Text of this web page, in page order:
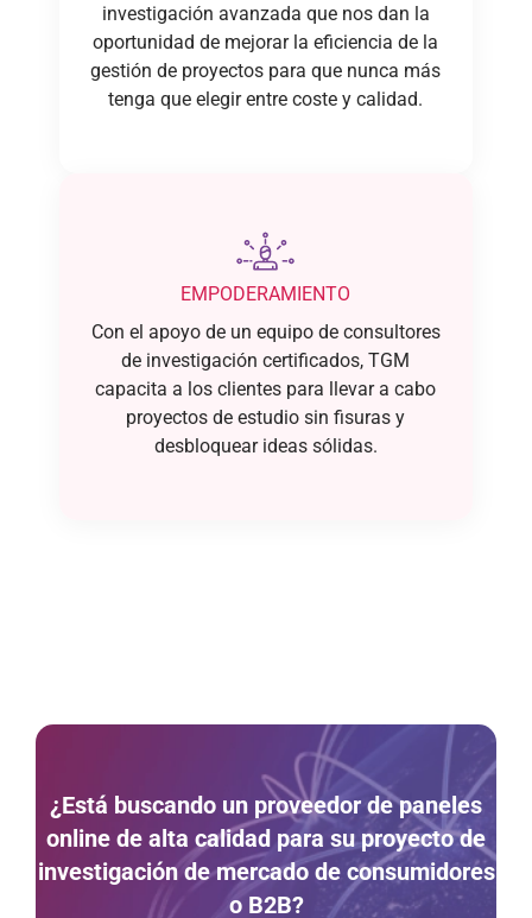
investigación avanzada que nos dan la
oportunidad de mejorar la eficiencia de la
gestión de proyectos para que nunca más
tenga que elegir entre coste y calidad.
EMPODERAMIENTO
Con el apoyo de un equipo de consultores
de investigación certificados, TGM
capacita a los clientes para llevar a cabo
proyectos de estudio sin fisuras y
desbloquear ideas sólidas.
¿Está buscando un proveedor de paneles
online de alta calidad para su proyecto de
investigación de mercado de consumidores
o B2B?